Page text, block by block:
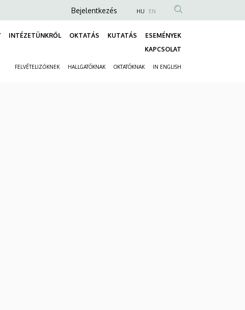
Anonim
fiók
Bejelentkezés HU EN
INTÉZETÜNKRŐL OKTATÁS KUTATÁS
ESEMÉNYEK
KAPCSOLAT
FELVÉTELIZŐKNEK HALLGATÓKNAK OKTATÓKNAK IN ENGLISH